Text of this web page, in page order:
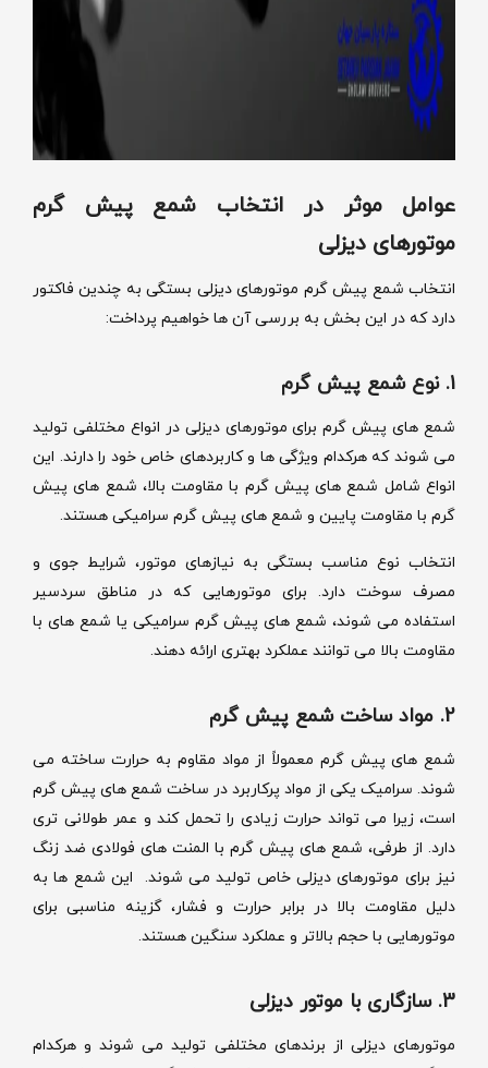
عوامل موثر در انتخاب شمع پیش گرم
موتورهای دیزلی
انتخاب شمع پیش گرم موتورهای دیزلی بستگی به چندین فاکتور
دارد که در این بخش به بررسی آن ها خواهیم پرداخت:
1. نوع شمع پیش گرم
شمع های پیش گرم برای موتورهای دیزلی در انواع مختلفی تولید
می شوند که هرکدام ویژگی ها و کاربردهای خاص خود را دارند. این
انواع شامل شمع های پیش گرم با مقاومت بالا، شمع های پیش
گرم با مقاومت پایین و شمع های پیش گرم سرامیکی هستند.
انتخاب نوع مناسب بستگی به نیازهای موتور، شرایط جوی و
مصرف سوخت دارد. برای موتورهایی که در مناطق سردسیر
استفاده می شوند، شمع های پیش گرم سرامیکی یا شمع های با
مقاومت بالا می توانند عملکرد بهتری ارائه دهند.
2. مواد ساخت شمع پیش گرم
شمع های پیش گرم معمولاً از مواد مقاوم به حرارت ساخته می
شوند. سرامیک یکی از مواد پرکاربرد در ساخت شمع های پیش گرم
است، زیرا می تواند حرارت زیادی را تحمل کند و عمر طولانی تری
دارد. از طرفی، شمع های پیش گرم با المنت های فولادی ضد زنگ
نیز برای موتورهای دیزلی خاص تولید می شوند. این شمع ها به
دلیل مقاومت بالا در برابر حرارت و فشار، گزینه مناسبی برای
موتورهایی با حجم بالاتر و عملکرد سنگین هستند.
3. سازگاری با موتور دیزلی
موتورهای دیزلی از برندهای مختلفی تولید می شوند و هرکدام